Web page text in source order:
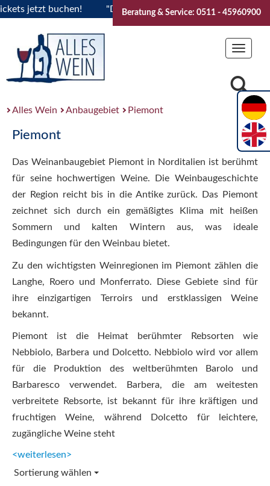
jetzt buchen! "Das Sommerfest 2026" Vive la
Beratung & Service: 0511 - 45960900
Toggle
Alles Wein Anbaugebiet Piemont
Piemont
Das Weinanbaugebiet Piemont in Norditalien ist berühmt
für seine hochwertigen Weine. Die Weinbaugeschichte
der Region reicht bis in die Antike zurück. Das Piemont
zeichnet sich durch ein gemäßigtes Klima mit heißen
Sommern und kalten Wintern aus, was ideale
Bedingungen für den Weinbau bietet.
Zu den wichtigsten Weinregionen im Piemont zählen die
Langhe, Roero und Monferrato. Diese Gebiete sind für
ihre einzigartigen Terroirs und erstklassigen Weine
bekannt.
Piemont ist die Heimat berühmter Rebsorten wie
Nebbiolo, Barbera und Dolcetto. Nebbiolo wird vor allem
für die Produktion des weltberühmten Barolo und
Barbaresco verwendet. Barbera, die am weitesten
verbreitete Rebsorte, ist bekannt für ihre kräftigen und
fruchtigen Weine, während Dolcetto für leichtere,
zugängliche Weine steht
<weiterlesen>
Sortierung wählen